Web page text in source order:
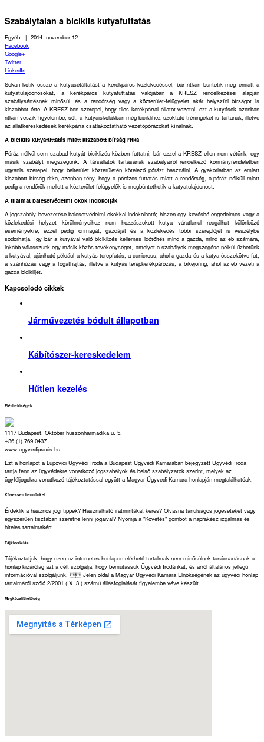
Szabálytalan a biciklis kutyafuttatás
Egyéb | 2014. november 12.
Facebook
Google+
Twitter
LinkedIn
Sokan kötik össze a kutyasétáltatást a kerékpáros közlekedéssel; bár ritkán büntetik meg emiatt a
kutyatulajdonosokat, a kerékpáros kutyafuttatás valójában a KRESZ rendelkezései alapján
szabálysértésnek minősül, és a rendőrség vagy a közterület-felügyelet akár helyszíni bírságot is
kiszabhat érte. A KRESZ-ben szerepel, hogy tilos kerékpárral állatot vezetni, ezt a kutyások azonban
ritkán veszik figyelembe; sőt, a kutyaiskolákban még biciklihez szoktató tréningeket is tartanak, illetve
az állatkereskedések kerékpárra csatlakoztatható vezetőpórázokat kínálnak.
A biciklis kutyafuttatás miatt kiszabott bírság ritka
Póráz nélkül sem szabad kutyát biciklizés közben futtatni; bár ezzel a KRESZ ellen nem vétünk, egy
másik szabályt megszegünk. A társállatok tartásának szabályairól rendelkező kormányrendeletben
ugyanis szerepel, hogy belterület közterületén kötelező pórázt használni. A gyakorlatban az emiatt
kiszabott bírság ritka, azonban tény, hogy a pórázos futtatás miatt a rendőrség, a póráz nélküli miatt
pedig a rendőrök mellett a közterület-felügyelők is megbüntethetik a kutyatulajdonost.
A tilalmat balesetvédelmi okok indokolják
A jogszabály bevezetése balesetvédelmi okokkal indokolható; hiszen egy kevésbé engedelmes vagy a
közlekedési helyzet körülményeihez nem hozzászokott kutya váratlanul reagálhat különböző
eseményekre, ezzel pedig önmagát, gazdáját és a közlekedés többi szereplőjét is veszélybe
sodorhatja. Így bár a kutyával való biciklizés kellemes időtöltés mind a gazda, mind az eb számára,
inkább válasszunk egy másik közös tevékenységet, amelyet a szabályok megszegése nélkül űzhetünk
a kutyával, ajánlható például a kutyás terepfutás, a canicross, ahol a gazda és a kutya összekötve fut;
a szánhúzás vagy a fogathajtás; illetve a kutyás terepkerékpározás, a bikejöring, ahol az eb vezeti a
gazda biciklijét.
Kapcsolódó cikkek
Járművezetés bódult állapotban
Kábítószer-kereskedelem
Hűtlen kezelés
Elérhetőségek
1117 Budapest, Október huszonharmadika u. 5.
+36 (1) 769 0437
www.ugyvedipraxis.hu
Ezt a honlapot a Lupovici Ügyvédi Iroda a Budapest Ügyvédi Kamarában bejegyzett Ügyvédi Iroda
tartja fenn az ügyvédekre vonatkozó jogszabályok és belső szabályzatok szerint, melyek az
ügyféljogokra vonatkozó tájékoztatással együtt a Magyar Ügyvedi Kamara honlapján megtalálhatóak.
Kövessen bennünket
Érdeklik a hasznos jogi tippek? Használható iratmintákat keres? Olvasna tanulságos jogeseteket vagy
egyszerűen tisztában szeretne lenni jogaival? Nyomja a "Követés" gombot a naprakész izgalmas és
hiteles tartalmakért.
Tájékoztatás
Tájékoztatjuk, hogy ezen az internetes honlapon elérhető tartalmak nem minősülnek tanácsadásnak a
honlap kizárólag azt a célt szolgálja, hogy bemutassuk Ügyvédi Irodánkat, és arról általános jellegű
információval szolgáljunk.  Jelen oldal a Magyar Ügyvédi Kamara Elnökségének az ügyvédi honlap
tartalmáról szóló 2/2001 (IX. 3.) számú állásfoglalását figyelembe véve készült.
Megközelíthetőség